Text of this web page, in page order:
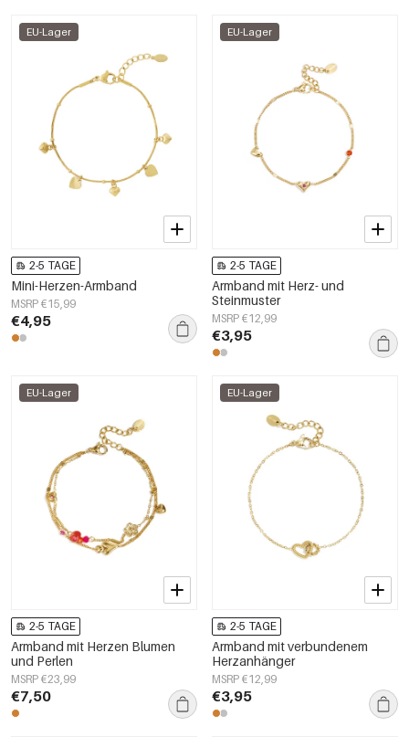
EU-Lager
2-5 TAGE
Mini-Herzen-Armband
MSRP €15,99
€4,95
EU-Lager
2-5 TAGE
Armband mit Herz- und
Steinmuster
MSRP €12,99
€3,95
EU-Lager
2-5 TAGE
Armband mit Herzen Blumen
und Perlen
MSRP €23,99
€7,50
EU-Lager
2-5 TAGE
Armband mit verbundenem
Herzanhänger
MSRP €12,99
€3,95